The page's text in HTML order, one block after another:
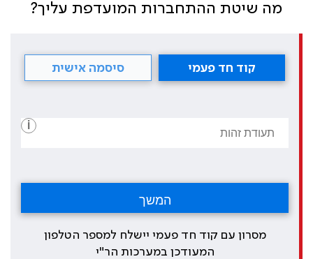
מה שיטת ההתחברות המועדפת עליך?
קוד חד פעמי סיסמה אישית
i
מסרון עם קוד חד פעמי יישלח למספר הטלפון
המעודכן במערכות הר"י